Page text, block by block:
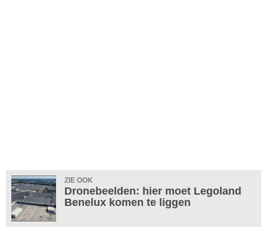
ZIE OOK
Dronebeelden: hier moet Legoland
Benelux komen te liggen